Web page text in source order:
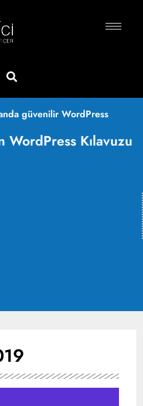
güvenilir WordPress
WordPress Kılavuzu